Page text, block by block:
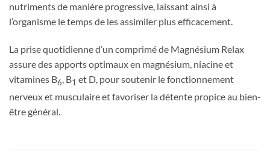
nutriments de manière progressive, laissant ainsi à
l’organisme le temps de les assimiler plus efficacement.
La prise quotidienne d’un comprimé de Magnésium Relax
assure des apports optimaux en magnésium, niacine et
vitamines B6, B1 et D, pour soutenir le fonctionnement
nerveux et musculaire et favoriser la détente propice au bien-
être général.